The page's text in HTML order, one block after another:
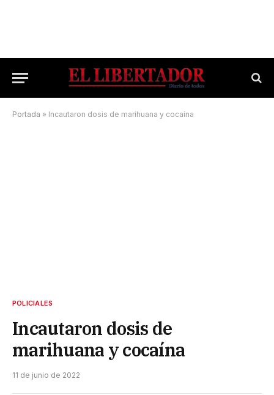
Portada » Incautaron dosis de marihuana y cocaína
POLICIALES
Incautaron dosis de
marihuana y cocaína
11 de junio de 2022